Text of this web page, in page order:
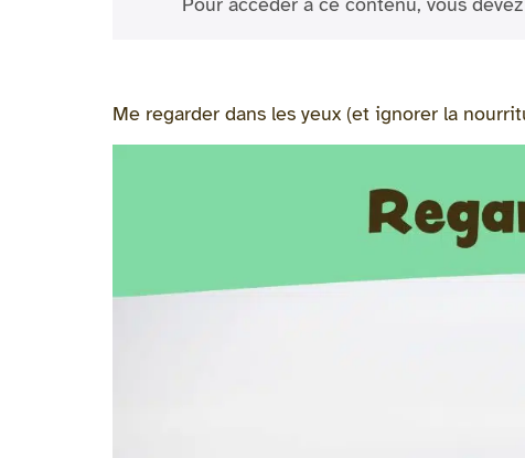
Me regarder dans les yeux (et ignorer la